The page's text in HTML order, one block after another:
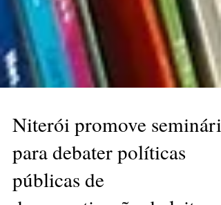
Niterói promove seminário
para debater políticas